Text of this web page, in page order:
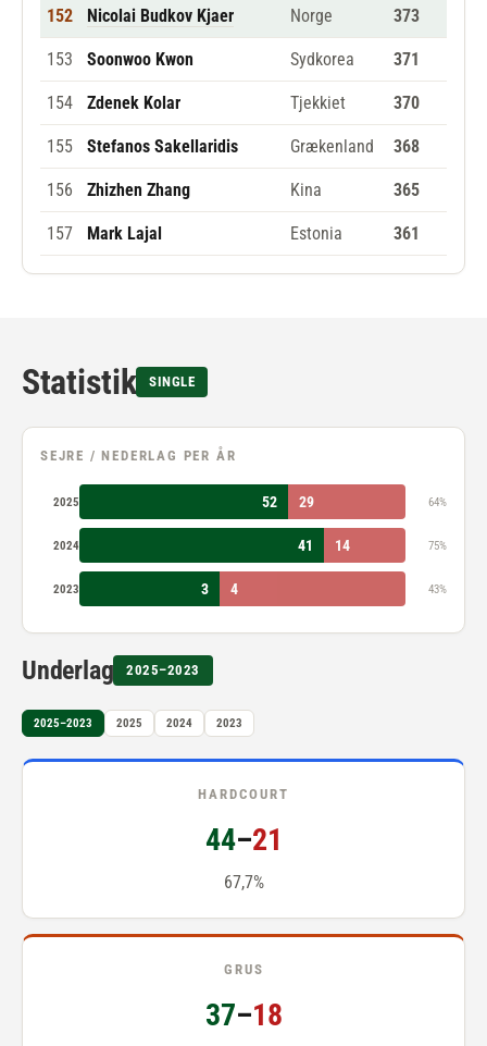
152 Nicolai Budkov Kjaer Norge 373
153 Soonwoo Kwon Sydkorea 371
154 Zdenek Kolar Tjekkiet 370
155 Stefanos Sakellaridis Grækenland 368
156 Zhizhen Zhang Kina 365
157 Mark Lajal Estonia 361
Statistik SINGLE
SEJRE / NEDERLAG PER ÅR
2025 52 29 64%
2024 41 14 75%
2023 3 4 43%
Underlag 2025–2023
2025–2023 2025 2024 2023
HARDCOURT
44–21
67,7%
GRUS
37–18